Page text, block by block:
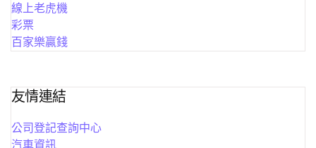
線上老虎機
彩票
百家樂贏錢
友情連結
公司登記查詢中心
汽車資訊